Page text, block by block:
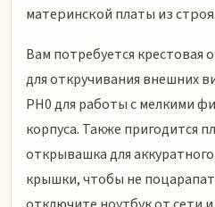
материнской платы из строя.
Вам потребуется крестовая
для откручивания внешних
PH0 для работы с мелкими
корпуса. Также пригодится
открывашка для
крышки, чтобы не